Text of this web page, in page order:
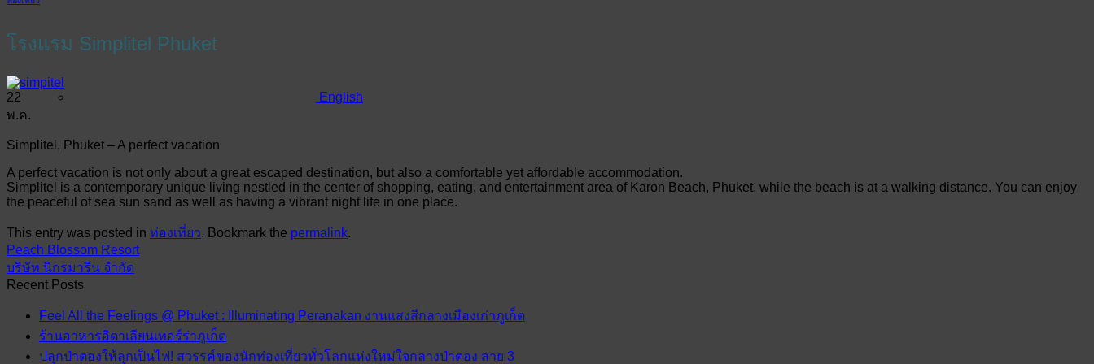
English
โรงแรม Simplitel Phuket
22
พ.ค.
Simplitel, Phuket – A perfect vacation
A perfect vacation is not only about a great escaped destination, but also a comfortable yet affordable accommodation.
Simplitel is a contemporary unique living nestled in the center of shopping, eating, and entertainment area of Karon Beach, Phuket, while the beach is at a walking distance. You can enjoy
the peaceful of sea sun sand as well as having a vibrant night life in one place.
This entry was posted in ท่องเที่ยว. Bookmark the permalink.
Peach Blossom Resort
บริษัท นิกรมารีน จำกัด
Recent Posts
Feel All the Feelings @ Phuket : Illuminating Peranakan งานแสงสีกลางเมืองเก่าภูเก็ต
ร้านอาหารอิตาเลียนเทอร์ร่าภูเก็ต
ปลุกป่าตองให้ลุกเป็นไฟ! สวรรค์ของนักท่องเที่ยวทั่วโลกแห่งใหม่ใจกลางป่าตอง สาย 3